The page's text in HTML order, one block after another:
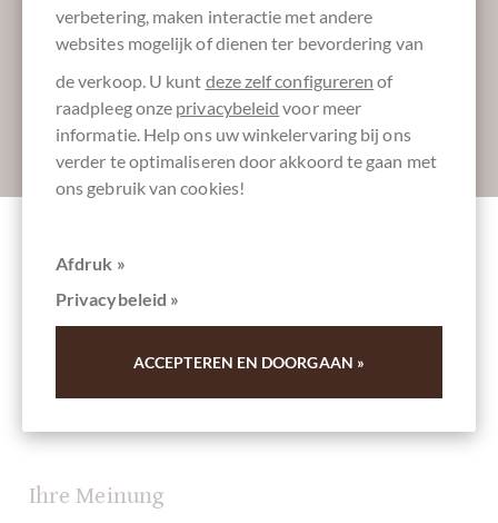
Laat ons uw inbox verzoeten:
Absenden
Andere klanten beoordeelden Puerto
Cabello 70% dunkle Schokolade aus
Venezuela
Schrijf het eerste overzicht en help andere klanten. Dank
Ihre Meinung
verbetering, maken interactie met andere
websites mogelijk of dienen ter bevordering van
de verkoop. U kunt deze zelf configureren of
raadpleeg onze privacybeleid voor meer
informatie. Help ons uw winkelervaring bij ons
verder te optimaliseren door akkoord te gaan met
ons gebruik van cookies!
Afdruk »
Privacybeleid »
ACCEPTEREN EN DOORGAAN »